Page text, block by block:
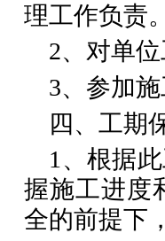
理工作负责
2、对单
3、参加
四、工期
1、根据
握施工进度
全的前提下